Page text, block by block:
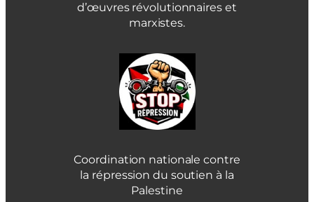
d’œuvres révolutionnaires et
marxistes.
Coordination nationale contre
la répression du soutien à la
Palestine